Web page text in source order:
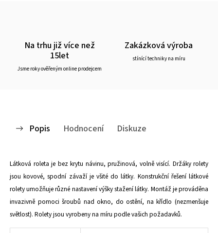
Na trhu již více než
15let
Jsme roky ověřeným online prodejcem
Zakázková výroba
stínící techniky na míru
Popis Hodnocení Diskuze
Látková roleta je bez krytu návinu, pružinová, volně visící. Držáky rolety
jsou kovové, spodní závaží je všité do látky. Konstrukční řešení látkové
rolety umožňuje různé nastavení výšky stažení látky. Montáž je prováděna
invazivně pomoci šroubů nad okno, do ostění, na křídlo (nezmenšuje
světlost). Rolety jsou vyrobeny na míru podle vašich požadavků.